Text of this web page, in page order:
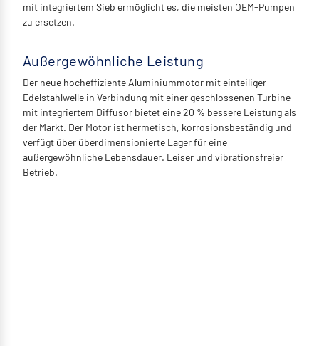
mit integriertem Sieb ermöglicht es, die meisten OEM-Pumpen
zu ersetzen.
Außergewöhnliche Leistung
Der neue hocheffiziente Aluminiummotor mit einteiliger
Edelstahlwelle in Verbindung mit einer geschlossenen Turbine
mit integriertem Diffusor bietet eine 20 % bessere Leistung als
der Markt. Der Motor ist hermetisch, korrosionsbeständig und
verfügt über überdimensionierte Lager für eine
außergewöhnliche Lebensdauer. Leiser und vibrationsfreier
Betrieb.